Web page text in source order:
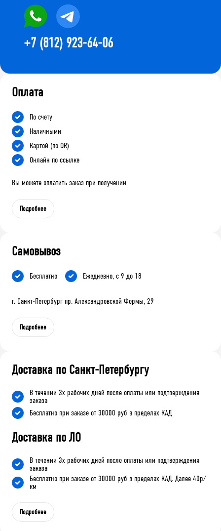
+7 (812) 923-64-06
Оплата
По счету
Наличными
Картой (по QR)
Онлайн по ссылке
Вы можете оплатить заказ при получении
Подробнее
Самовывоз
Бесплатно Ежедневно, с 9 до 18
г. Санкт-Петербург пр. Александровской Фермы, 29
Подробнее
Доставка по Санкт-Петербургу
В течении 3х рабочих дней после оплаты или подтверждения
заказа
Бесплатно при заказе от 30000 руб в пределах КАД
Доставка по ЛО
В течении 3х рабочих дней после оплаты или подтверждения
заказа
Бесплатно при заказе от 30000 руб в пределах КАД. Далее 40р/
км
Подробнее